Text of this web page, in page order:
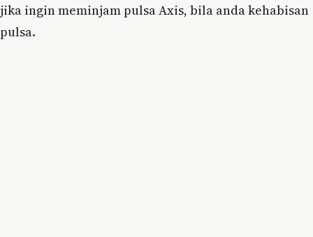
jika ingin meminjam pulsa Axis, bila anda kehabisan
pulsa.